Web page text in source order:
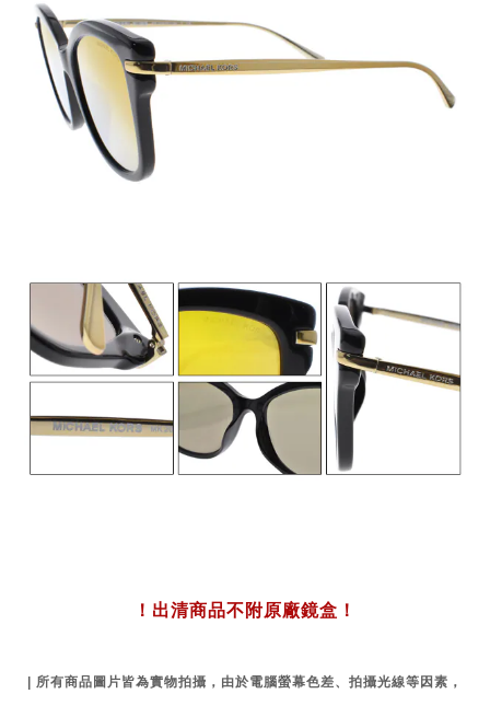
！出清商品不附原廠鏡盒！
| 所有商品圖片皆為實物拍攝，由於電腦螢幕色差、拍攝光線等因素，